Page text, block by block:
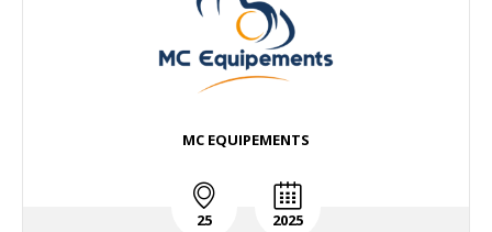
MC EQUIPEMENTS
25 2025